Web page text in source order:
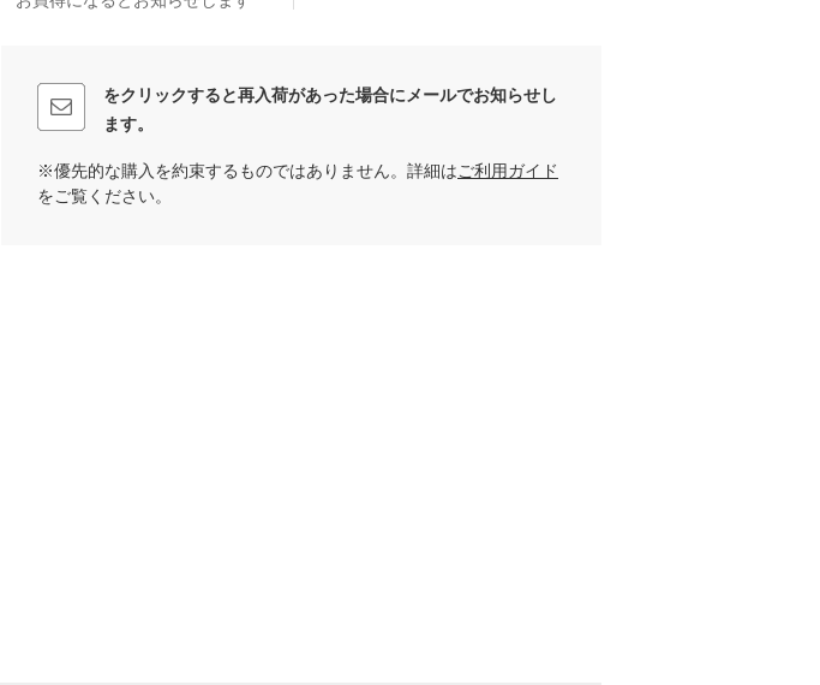
をクリックすると再入荷があった場合にメールでお知らせし
ます。
※優先的な購入を約束するものではありません。詳細は ご利用ガイド
をご覧ください。